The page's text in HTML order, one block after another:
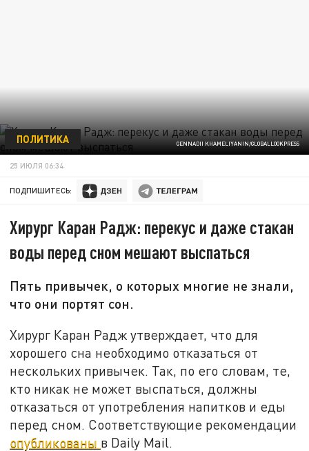
GENNADII KHAMELIYANIN/GLOBALLOOKPRESS
ПОЛИТИКА
25 ИЮЛЯ 06:34
ПОДПИШИТЕСЬ:
Хирург Каран Радж: перекус и даже стакан
воды перед сном мешают выспаться
Пять привычек, о которых многие не знали,
что они портят сон.
Хирург Каран Радж утверждает, что для
хорошего сна необходимо отказаться от
нескольких привычек. Так, по его словам, те,
кто никак не может выспаться, должны
отказаться от употребления напитков и еды
перед сном. Соответствующие рекомендации
опубликованы в Daily Mail.